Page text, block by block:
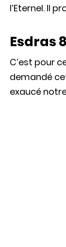
l’Eternel. Il
Esdras
C’est pour
demandé
exaucé